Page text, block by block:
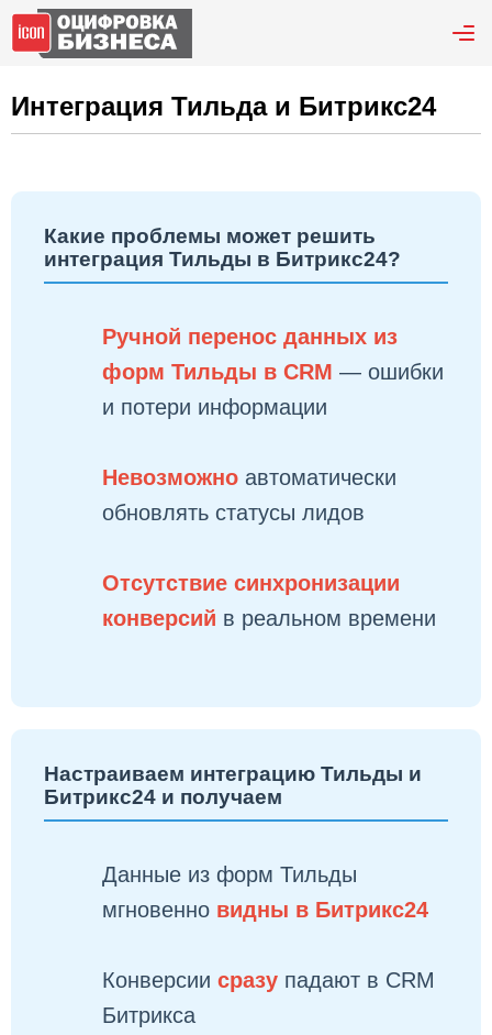
Интеграция Тильда и Битрикс24
Какие проблемы может решить
интеграция Тильды в Битрикс24?
Ручной перенос данных из
форм Тильды в CRM — ошибки
и потери информации
Невозможно автоматически
обновлять статусы лидов
Отсутствие синхронизации
конверсий в реальном времени
Настраиваем интеграцию Тильды и
Битрикс24 и получаем
Данные из форм Тильды
мгновенно видны в Битрикс24
Конверсии сразу падают в CRM
Битрикса